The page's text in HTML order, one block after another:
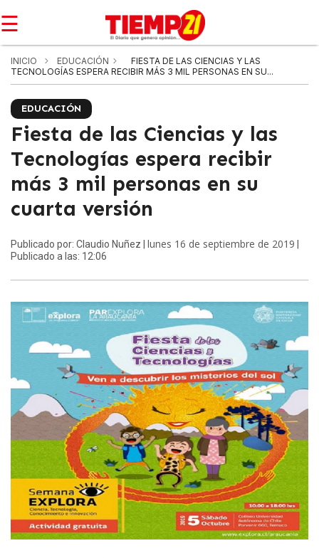
☰
INICIO EDUCACIÓN
FIESTA DE LAS CIENCIAS Y LAS
TECNOLOGÍAS ESPERA RECIBIR MÁS 3 MIL PERSONAS EN SU...
EDUCACIÓN
Fiesta de las Ciencias y las
Tecnologías espera recibir
más 3 mil personas en su
cuarta versión
Publicado por: Claudio Nuñez | lunes 16 de septiembre de 2019
Publicado a las: 12:06